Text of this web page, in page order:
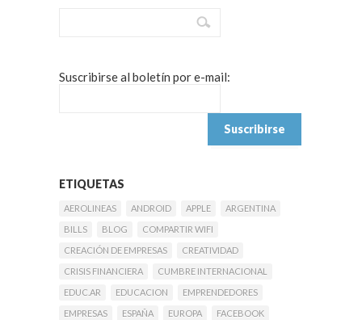
Suscribirse al boletín por e-mail:
ETIQUETAS
AEROLINEAS ANDROID APPLE
ARGENTINA
BILLS
BLOG
COMPARTIR WIFI
CREACIÓN DE EMPRESAS
CREATIVIDAD
CRISIS FINANCIERA
CUMBRE INTERNACIONAL
EDUC.AR
EDUCACION
EMPRENDEDORES
EMPRESAS
ESPAÑA EUROPA
FACEBOOK